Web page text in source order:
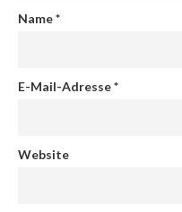
Name*
E-Mail-Adresse*
Website